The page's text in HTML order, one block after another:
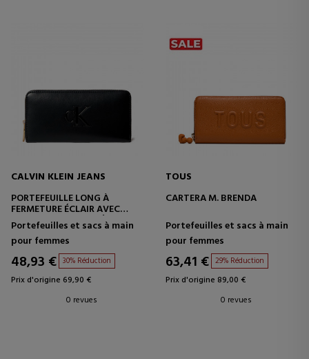
CALVIN KLEIN JEANS
PORTEFEUILLE LONG À
FERMETURE ÉCLAIR AVEC
MONOGRAMME PROÉMINENT
Portefeuilles et sacs à main
pour femmes
48,93 € 30% Réduction
Prix d'origine 69,90 €
0 revues
TOUS
CARTERA M. BRENDA
Portefeuilles et sacs à main
pour femmes
63,41 € 29% Réduction
Prix d'origine 89,00 €
0 revues